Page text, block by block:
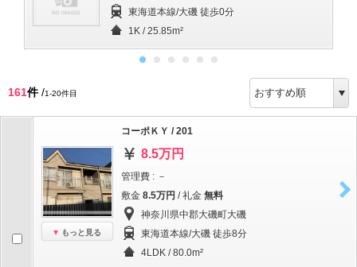
東海道本線/大磯 徒歩0分
1K / 25.85m²
161件/1-20件目
もっと見る
コーポＫＹ / 201
8.5万円
管理費 : －
敷金 8.5万円 / 礼金 無料
神奈川県中郡大磯町大磯
東海道本線/大磯 徒歩8分
4LDK / 80.0m²